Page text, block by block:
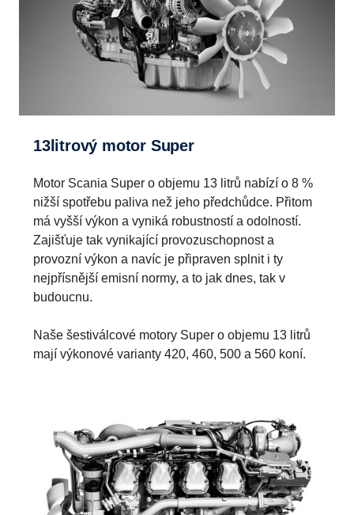
13litrový motor Super
Motor Scania Super o objemu 13 litrů nabízí o 8 %
nižší spotřebu paliva než jeho předchůdce. Přitom
má vyšší výkon a vyniká robustností a odolností.
Zajišťuje tak vynikající provozuschopnost a
provozní výkon a navíc je připraven splnit i ty
nejpřísnější emisní normy, a to jak dnes, tak v
budoucnu.
Naše šestiválcové motory Super o objemu 13 litrů
mají výkonové varianty 420, 460, 500 a 560 koní.